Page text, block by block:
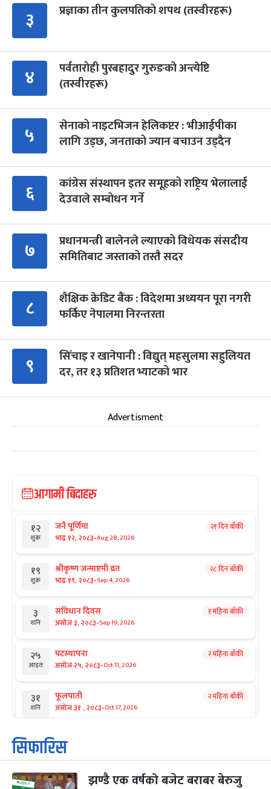
३ प्रज्ञाका तीन कुलपतिको शपथ (तस्वीरहरू)
४
पर्वतारोही पुरबहादुर गुरुङको अन्त्येष्टि
(तस्वीरहरू)
५
सेनाको नाइटभिजन हेलिकप्टर : भीआईपीका
लागि उड्छ, जनताको ज्यान बचाउन उड्दैन
६
कांग्रेस संस्थापन इतर समूहको राष्ट्रिय भेलालाई
देउवाले सम्बोधन गर्ने
७
प्रधानमन्त्री बालेनले ल्याएको विधेयक संसदीय
समितिबाट जस्ताको तस्तै सदर
८
शैक्षिक क्रेडिट बैंक : विदेशमा अध्ययन पूरा नगरी
फर्किए नेपालमा निरन्तरता
९
सिँचाइ र खानेपानी : विद्युत् महसुलमा सहुलियत
दर, तर १३ प्रतिशत भ्याटको भार
Advertisment
आगामी बिदाहरु
१२
शुक्र
जनै पूर्णिमा
भाद्र १२, २०८३-Aug 28, 2026
२१ दिन बाँकी
१९
शुक्र
श्रीकृष्ण जन्माष्टमी व्रत
भाद्र १९, २०८३-Sep 4, 2026
२८ दिन बाँकी
३
शनि
संविधान दिवस
असोज ३, २०८३-Sep 19, 2026
१ महिना बाँकी
२५
आइत
घटस्थापना
असोज २५, २०८३-Oct 11, 2026
२ महिना बाँकी
३१
शनि
फूलपाती
असोज ३१ , २०८३-Oct 17, 2026
२ महिना बाँकी
१
आइत
कार्तिक सङ्क्रान्ति
कार्तिक १, २०८३
३ महानवमी २ महिना बाँकी
सिफारिस
झण्डै एक वर्षको बजेट बराबर बेरुजु